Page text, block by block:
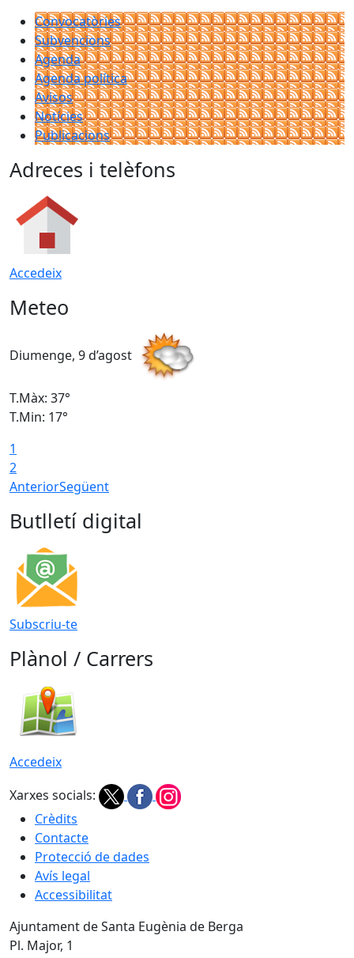
Convocatòries
Subvencions
Agenda
Agenda política
Avisos
Notícies
Publicacions
Adreces i telèfons
Accedeix
Meteo
Diumenge, 9 d’agost
T.Màx: 37°
T.Min: 17°
1
2
AnteriorSegüent
Butlletí digital
Subscriu-te
Plànol / Carrers
Accedeix
Xarxes socials:
Crèdits
Contacte
Protecció de dades
Avís legal
Accessibilitat
Ajuntament de Santa Eugènia de Berga
Pl. Major, 1